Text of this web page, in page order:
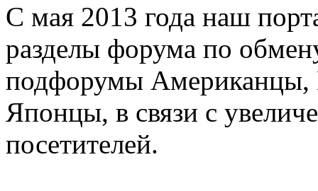
С мая 2013 года наш
разделы форума по
подфорумы
Японцы, в связи с
посетителей.